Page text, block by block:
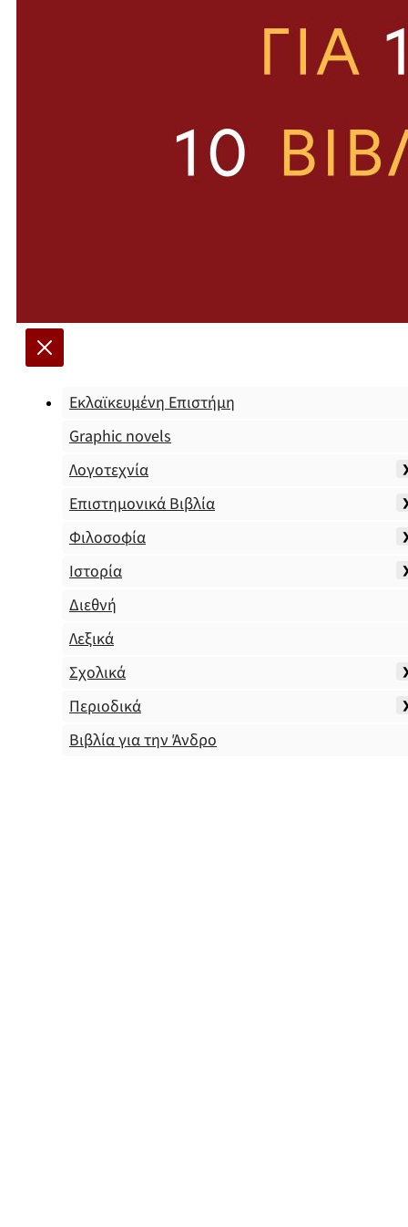
Εκλαϊκευμένη Επιστήμη
Graphic novels
Λογοτεχνία
Επιστημονικά Βιβλία
Φιλοσοφία
Ιστορία
Διεθνή
Λεξικά
Σχολικά
Περιοδικά
Βιβλία για την Άνδρο